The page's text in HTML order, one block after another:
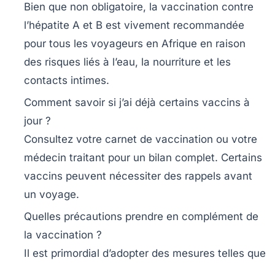
Bien que non obligatoire, la vaccination contre
l’hépatite A et B est vivement recommandée
pour tous les voyageurs en Afrique en raison
des risques liés à l’eau, la nourriture et les
contacts intimes.
Comment savoir si j’ai déjà certains vaccins à
jour ?
Consultez votre carnet de vaccination ou votre
médecin traitant pour un bilan complet. Certains
vaccins peuvent nécessiter des rappels avant
un voyage.
Quelles précautions prendre en complément de
la vaccination ?
Il est primordial d’adopter des mesures telles que